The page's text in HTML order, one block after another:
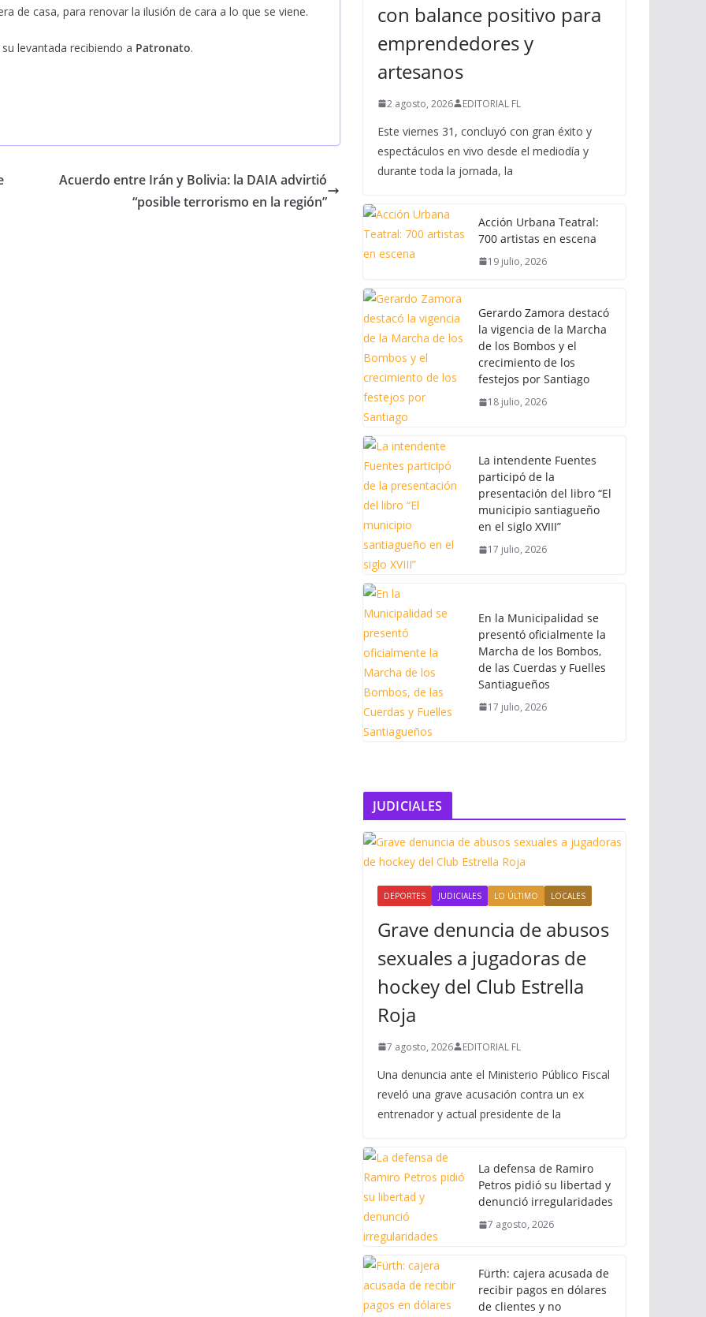
de casa, para renovar la ilusión de cara a lo que se viene.
levantada recibiendo a Patronato.
Acuerdo entre Irán y Bolivia: la DAIA advirtió
“posible terrorismo en la región”
con balance positivo para
emprendedores y
artesanos
2 agosto, 2026 EDITORIAL FL
Este viernes 31, concluyó con gran éxito y
espectáculos en vivo desde el mediodía y
durante toda la jornada, la
Acción Urbana Teatral:
700 artistas en escena
19 julio, 2026
Gerardo Zamora destacó
la vigencia de la Marcha
de los Bombos y el
crecimiento de los
festejos por Santiago
18 julio, 2026
La intendente Fuentes
participó de la
presentación del libro “El
municipio santiagueño
en el siglo XVIII”
17 julio, 2026
En la Municipalidad se
presentó oficialmente la
Marcha de los Bombos,
de las Cuerdas y Fuelles
Santiagueños
17 julio, 2026
JUDICIALES
DEPORTES JUDICIALES LO ÚLTIMO LOCALES
Grave denuncia de abusos
sexuales a jugadoras de
hockey del Club Estrella
Roja
7 agosto, 2026 EDITORIAL FL
Una denuncia ante el Ministerio Público Fiscal
reveló una grave acusación contra un ex
entrenador y actual presidente de la
La defensa de Ramiro
Petros pidió su libertad y
denunció irregularidades
7 agosto, 2026
Fürth: cajera acusada de
recibir pagos en dólares
de clientes y no